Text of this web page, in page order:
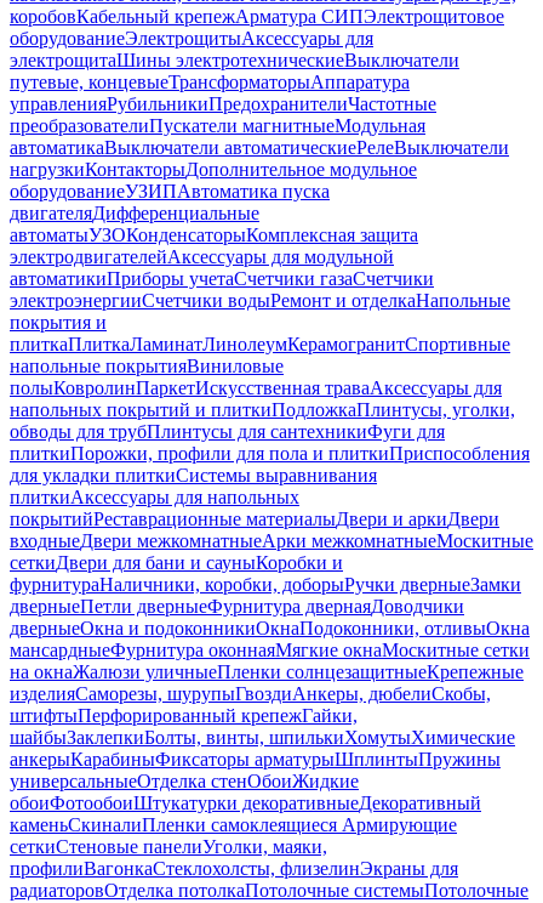
коробовКабельный крепежАрматура СИПЭлектрощитовое
оборудованиеЭлектрощитыАксессуары для
электрощитаШины электротехническиеВыключатели
путевые, концевыеТрансформаторыАппаратура
управленияРубильникиПредохранителиЧастотные
преобразователиПускатели магнитныеМодульная
автоматикаВыключатели автоматическиеРелеВыключатели
нагрузкиКонтакторыДополнительное модульное
оборудованиеУЗИПАвтоматика пуска
двигателяДифференциальные
автоматыУЗОКонденсаторыКомплексная защита
электродвигателейАксессуары для модульной
автоматикиПриборы учетаСчетчики газаСчетчики
электроэнергииСчетчики водыРемонт и отделкаНапольные
покрытия и
плиткаПлиткаЛаминатЛинолеумКерамогранитСпортивные
напольные покрытияВиниловые
полыКовролинПаркетИскусственная траваАксессуары для
напольных покрытий и плиткиПодложкаПлинтусы, уголки,
обводы для трубПлинтусы для сантехникиФуги для
плиткиПорожки, профили для пола и плиткиПриспособления
для укладки плиткиСистемы выравнивания
плиткиАксессуары для напольных
покрытийРеставрационные материалыДвери и аркиДвери
входныеДвери межкомнатныеАрки межкомнатныеМоскитные
сеткиДвери для бани и сауныКоробки и
фурнитураНаличники, коробки, доборыРучки дверныеЗамки
дверныеПетли дверныеФурнитура двернаяДоводчики
дверныеОкна и подоконникиОкнаПодоконники, отливыОкна
мансардныеФурнитура оконнаяМягкие окнаМоскитные сетки
на окнаЖалюзи уличныеПленки солнцезащитныеКрепежные
изделияСаморезы, шурупыГвоздиАнкеры, дюбелиСкобы,
штифтыПерфорированный крепежГайки,
шайбыЗаклепкиБолты, винты, шпилькиХомутыХимические
анкерыКарабиныФиксаторы арматурыШплинтыПружины
универсальныеОтделка стенОбоиЖидкие
обоиФотообоиШтукатурки декоративныеДекоративный
каменьСкиналиПленки самоклеящиеся Армирующие
сеткиСтеновые панелиУголки, маяки,
профилиВагонкаСтеклохолсты, флизелинЭкраны для
радиаторовОтделка потолкаПотолочные системыПотолочные